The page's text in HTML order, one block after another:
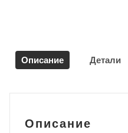
Б7
/
Описание Детали
Описание